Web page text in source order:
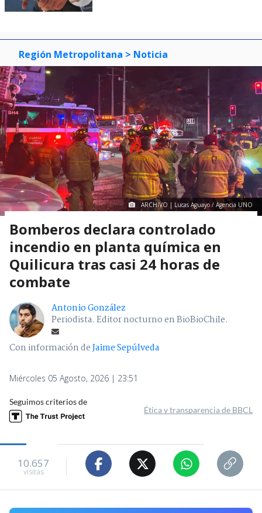
Región Metropolitana > Noticia
ARCHIVO | Lucas Aguayo / Agencia UNO
Bomberos declara controlado
incendio en planta química en
Quilicura tras casi 24 horas de
combate
Antonio González
Periodista. Editor nocturno en BioBioChile.
Con información deJaime Sepúlveda
Miércoles 05 Agosto, 2026 | 23:51
Seguimos criterios de
Ética y transparencia de BBCL
10.657
visitas